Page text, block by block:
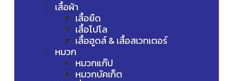
เสื้อผ้า
เสื้อยืด
เสื้อโปโล
เสื้อฮูดส์ & เสื้อสเวทเตอร์
หมวก
หมวกแก๊ป
หมวกบัคเก็ต